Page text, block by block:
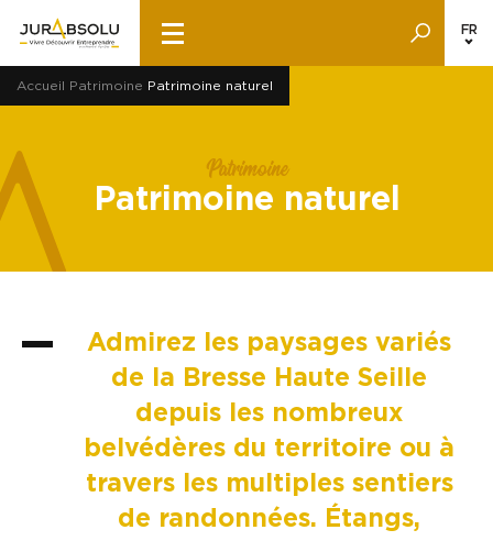
FR
Accueil Patrimoine Patrimoine naturel
Patrimoine
Patrimoine naturel
Admirez les paysages variés
de la Bresse Haute Seille
depuis les nombreux
belvédères du territoire ou à
travers les multiples sentiers
de randonnées. Étangs,